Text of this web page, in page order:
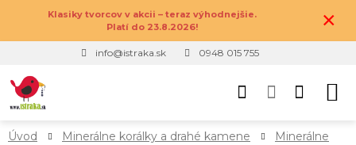
Klasiky tvorcov v akcii – teraz výhodnejšie.
Platí do 23.8.2026!
×
info@istraka.sk 0948 015 755
Úvod Minerálne korálky a drahé kamene
Minerálne